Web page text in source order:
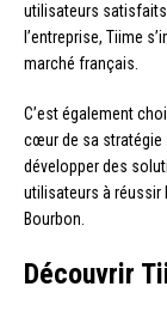
utilisateurs
l’entreprise, Tiime
marché français.
C’est également
cœur de sa stratégie
développer des
utilisateurs à réussir
Bourbon.
Découvrir